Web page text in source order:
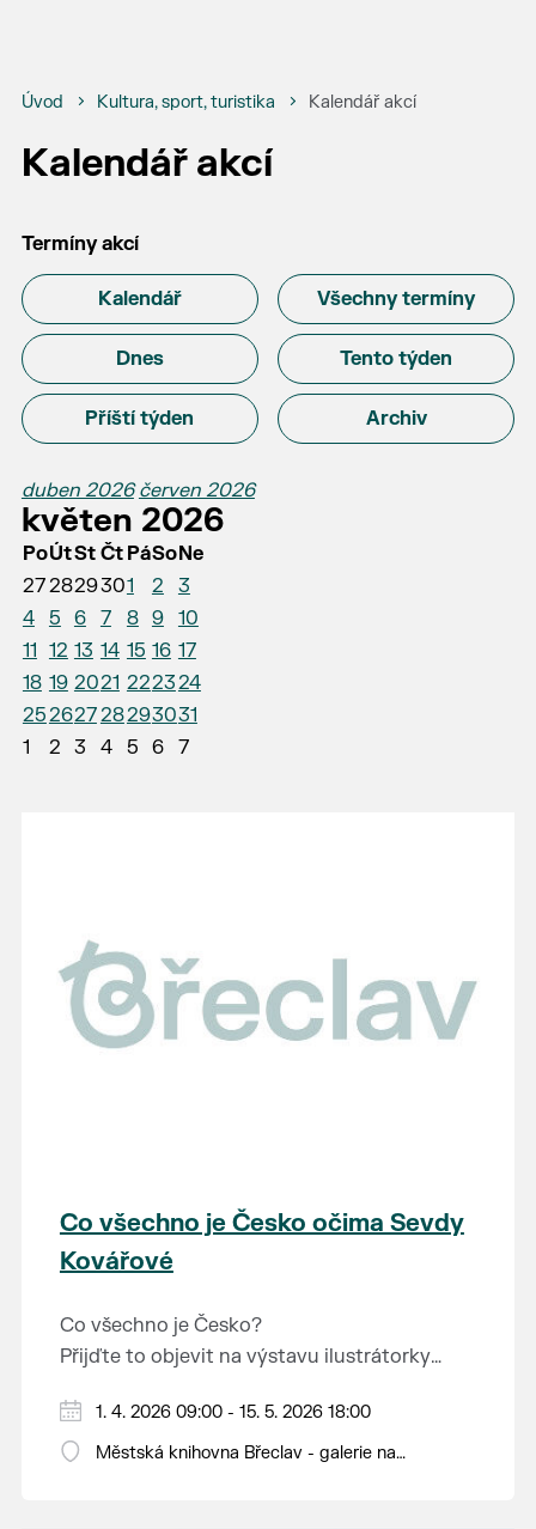
Úvod Kultura, sport, turistika Kalendář akcí
Kalendář akcí
Termíny akcí
Kalendář Všechny termíny
Dnes Tento týden
Příští týden Archiv
duben 2026 červen 2026
květen 2026
PoÚtSt Čt PáSoNe
272829301 2
3
4
5 6 7 8 9
10
11 12 13 14 15 16 17
18 19 2021 222324
25262728293031
1
2 3 4 5 6 7
Co všechno je Česko očima Sevdy
Kovářové
Co všechno je Česko?
Přijďte to objevit na výstavu ilustrátorky
se na naši zemi dívá s nadhledem, fantazií i
jemným humorem. Výstava je určena dětem i
Otevírací doba knihovny: pondělí až pátek od
9 do 12 a od 13 do 18 hodin.
1. 4. 2026 09:00 - 15. 5. 2026 18:00
Městská knihovna Břeclav - galerie na